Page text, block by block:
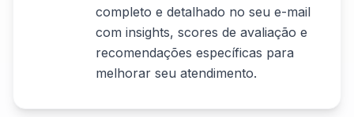
completo e detalhado no seu e-mail
com insights, scores de avaliação e
recomendações específicas para
melhorar seu atendimento.